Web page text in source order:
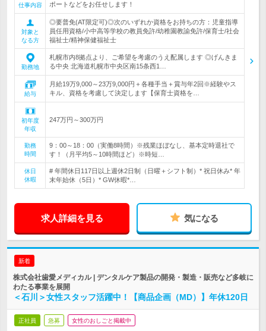
仕事内容
ポートなどをお任せします！
対象と
なる方
◎要普免(AT限定可)◎次のいずれか資格をお持ちの方：児童指導
員任用資格/小中高等学校の教員免許/幼稚園教諭免許/保育士/社会
福祉士/精神保健福祉士
勤務地
札幌市内8拠点より、ご希望を考慮のうえ配属します ◎げんきま
る中央 北海道札幌市中央区南15条西1…
給与
月給19万9,000～23万9,000円＋各種手当＋賞与年2回※経験やス
キル、資格を考慮して決定します【保育士資格を…
初年度
年収
247万円～300万円
勤務
時間
9：00～18：00（実働8時間）※残業ほぼなし、基本定時退社で
す！（月平均5～10時間ほど）※時短…
休日
休暇
# 年間休日117日以上週休2日制（日曜＋シフト制）* 祝日休み* 年
末年始休（5日）* GW休暇*…
求人詳細を見る 気になる
新着
株式会社歯愛メディカル | デンタルケア製品の開発・製造・販売など多岐に
わたる事業を展開
＜石川＞女性スタッフ活躍中！【商品企画（MD）】年休120日
正社員 急募 女性のおしごと掲載中